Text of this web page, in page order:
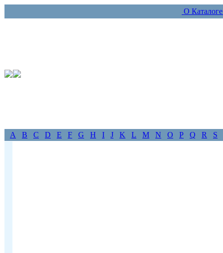
О
A B C D E F G H I J K L M N O P Q R S